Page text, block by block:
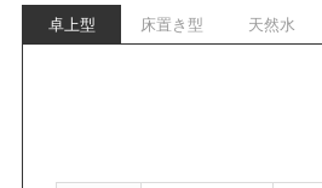
卓上型 床置き型 天然水